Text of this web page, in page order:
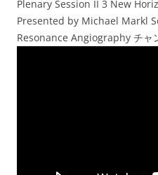
Plenary Session II 3 New
Presented by Michael Markl
Resonance Angiography チャ